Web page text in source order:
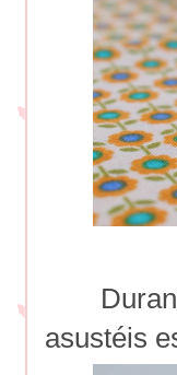
asustéis